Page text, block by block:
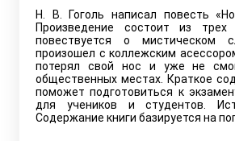
Н. В. Гоголь написал повесть
Произведение состоит из
повествуется о мистическом
произошел с коллежским
потерял свой нос и уже не
общественных местах. Краткое
поможет подготовиться к
для учеников и студентов.
Содержание книги базируется на